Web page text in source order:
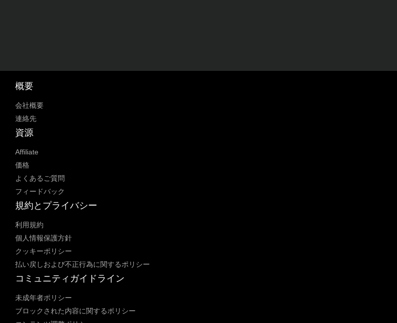
概要
会社概要
連絡先
資源
Affiliate
価格
よくあるご質問
フィードバック
規約とプライバシー
利用規約
個人情報保護方針
クッキーポリシー
払い戻しおよび不正行為に関するポリシー
コミュニティガイドライン
未成年者ポリシー
ブロックされた内容に関するポリシー